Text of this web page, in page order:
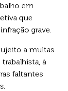
em
que
grave.
a multas
à
faltantes